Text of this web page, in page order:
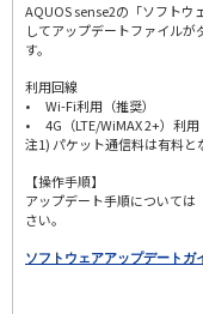
AQUOS sense2の「ソフトウ
してアップデートファイル
す。
利用回線
• Wi-Fi利用（推奨）
• 4G（LTE/WiMAX 2+）利用
注1) パケット通信料は有料と
【操作手順】
アップデート手順について
さい。
ソフトウェアアップデートガ